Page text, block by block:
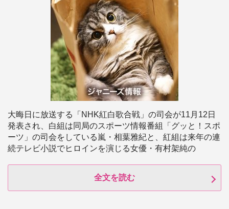
大晦日に放送する「NHK紅白歌合戦」の司会が11月12日
発表され、白組は同局のスポーツ情報番組「グッと！スポ
ーツ」の司会をしている嵐・相葉雅紀と、紅組は来年の連
続テレビ小説でヒロインを演じる女優・有村架純の
全文を読む